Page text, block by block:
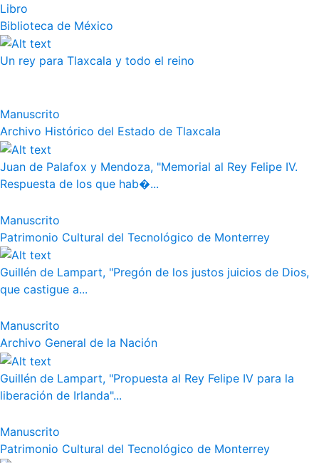
Libro
Biblioteca de México
Un rey para Tlaxcala y todo el reino
Manuscrito
Archivo Histórico del Estado de Tlaxcala
Juan de Palafox y Mendoza, "Memorial al Rey Felipe IV.
Respuesta de los que hab�...
Manuscrito
Patrimonio Cultural del Tecnológico de Monterrey
Guillén de Lampart, "Pregón de los justos juicios de Dios,
que castigue a...
Manuscrito
Archivo General de la Nación
Guillén de Lampart, "Propuesta al Rey Felipe IV para la
liberación de Irlanda"...
Manuscrito
Patrimonio Cultural del Tecnológico de Monterrey